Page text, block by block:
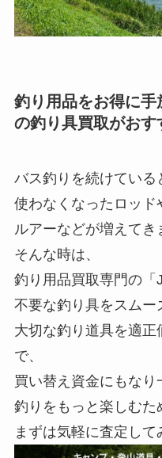
釣り用品をお得に手
の釣り具買取がおす
バス釣りを続けている
使わなくなったロッド
ルアーなどが増えてき
そんな時は、
釣り用品買取専門の「
不要な釣り具をスムー
大切な釣り道具を適
で、
買い替え資金にもなり
釣りをもっと楽しむた
まずは気軽に査定して